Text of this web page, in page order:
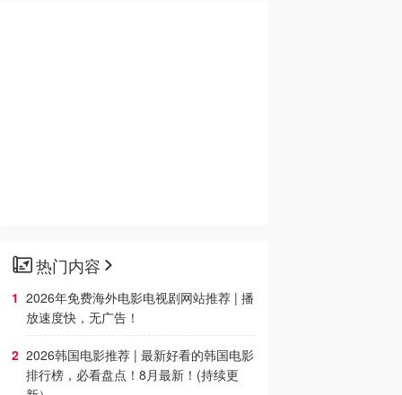
热门内容
2026年免费海外电影电视剧网站推荐 | 播
放速度快，无广告！
2026韩国电影推荐 | 最新好看的韩国电影
排行榜，必看盘点！8月最新！(持续更